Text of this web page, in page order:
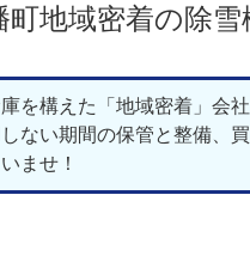
地域密着の除
を構えた「地域密着」会
ない期間の保管と整備、
ませ！